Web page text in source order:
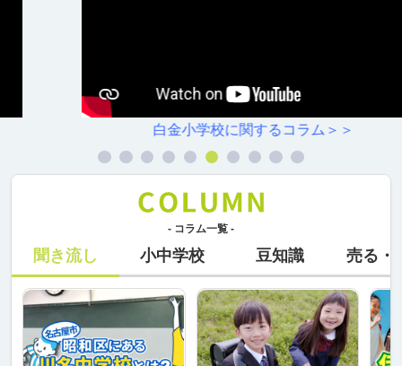
白金小学校に関するコラム＞＞
- コラム一覧 -
聞き流し 小中学校 豆知識 売る・